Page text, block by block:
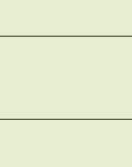
a migliorare il
le cellule e i tessuti.